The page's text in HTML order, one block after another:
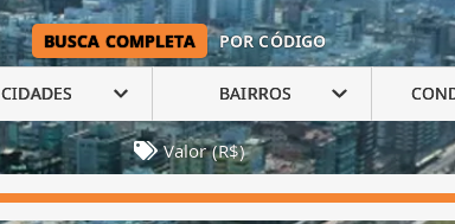
BUSCA COMPLETA POR CÓDIGO
CIDADES BAIRROS
Valor (R$)